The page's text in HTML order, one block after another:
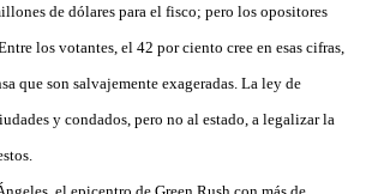
de dólares para el fisco; pero los opositores
los votantes, el 42 por ciento cree en esas cifras,
que son salvajemente exageradas. La ley de
y condados, pero no al estado, a legalizar la